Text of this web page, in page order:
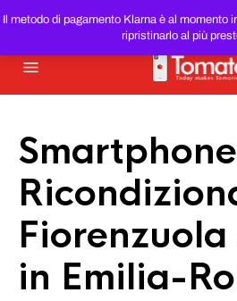
Il metodo di pagamento Klarna è al
ripristinarlo al più
SMARTPHONE E TABLET
PREZZO DEL
Smartphone
Fiorenzuola
in Emilia-